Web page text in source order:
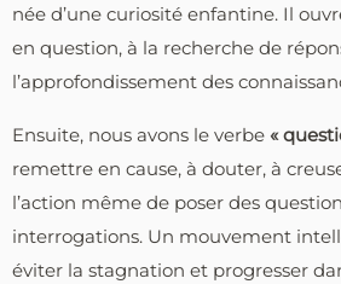
née d’une curiosité enfantine. Il
en question, à la recherche de
l’approfondissement des
Ensuite, nous avons le verbe «
remettre en cause, à douter, à
l’action même de poser des
interrogations. Un mouvement
éviter la stagnation et progresser